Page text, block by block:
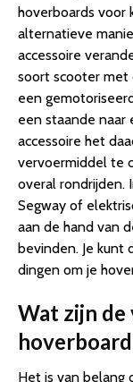
hoverboards voor
alternatieve
accessoire
soort scooter met
een
een staande
accessoire het
vervoermiddel te
overal rondrijden.
Segway of
aan de hand van
bevinden. Je kunt
dingen om je
Wat zijn
Het is van belang